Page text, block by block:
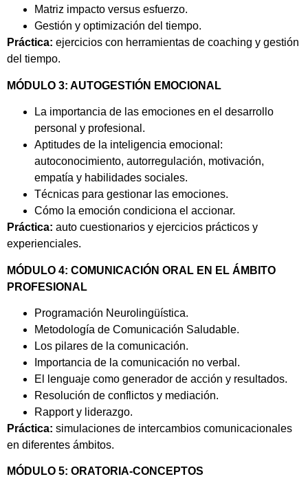
Matriz impacto versus esfuerzo.
Gestión y optimización del tiempo.
Práctica: ejercicios con herramientas de coaching y gestión
del tiempo.
MÓDULO 3: AUTOGESTIÓN EMOCIONAL
La importancia de las emociones en el desarrollo
personal y profesional.
Aptitudes de la inteligencia emocional:
autoconocimiento, autorregulación, motivación,
empatía y habilidades sociales.
Técnicas para gestionar las emociones.
Cómo la emoción condiciona el accionar.
Práctica: auto cuestionarios y ejercicios prácticos y
experienciales.
MÓDULO 4: COMUNICACIÓN ORAL EN EL ÁMBITO
PROFESIONAL
Programación Neurolingüística.
Metodología de Comunicación Saludable.
Los pilares de la comunicación.
Importancia de la comunicación no verbal.
El lenguaje como generador de acción y resultados.
Resolución de conflictos y mediación.
Rapport y liderazgo.
Práctica: simulaciones de intercambios comunicacionales
en diferentes ámbitos.
MÓDULO 5: ORATORIA-CONCEPTOS